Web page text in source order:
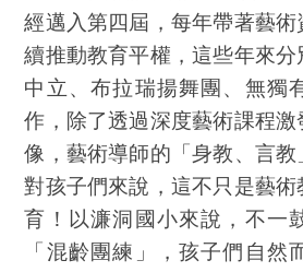
經邁入第四屆，每年帶著藝
續推動教育平權，這些年來
中立、布拉瑞揚舞團、無獨
作，除了透過深度藝術課程
像，藝術導師的「身教、言教
對孩子們來說，這不只是藝
育！以濂洞國小來說，不一
「混齡團練」，孩子們自然